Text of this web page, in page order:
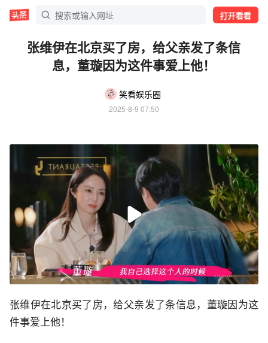
打开看看
张维伊在北京买了房，给父亲发了条信
息，董璇因为这件事爱上他！
笑看娱乐圈
2025-8-9 07:50
张维伊在北京买了房，给父亲发了条信息，董璇因为这
件事爱上他！